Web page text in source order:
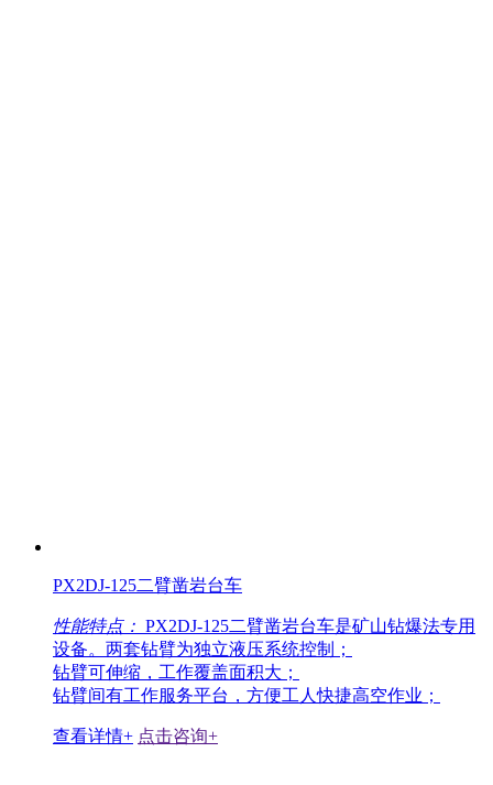
PX2DJ-125二臂凿岩台车
性能特点： PX2DJ-125二臂凿岩台车是矿山钻爆法专用
设备。两套钻臂为独立液压系统控制；
钻臂可伸缩，工作覆盖面积大；
钻臂间有工作服务平台，方便工人快捷高空作业；
查看详情+ 点击咨询+